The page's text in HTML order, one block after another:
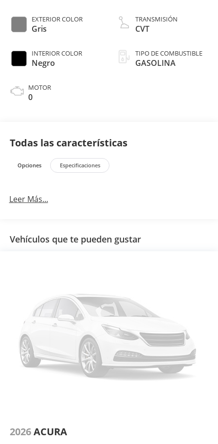
EXTERIOR COLOR
Gris
INTERIOR COLOR
Negro
MOTOR
0
TRANSMISIÓN
CVT
TIPO DE COMBUSTIBLE
GASOLINA
Todas las características
Opciones Especificaciones
Leer Más...
Vehículos que te pueden gustar
2026ACURA